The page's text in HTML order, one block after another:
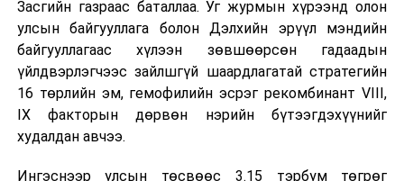
бөгөөд үүний 80 хувийг хувийн хэвшлийн түншлэгч,
20 хувийг төрийн түншлэгч тал хариуцах юм.
Нийслэлийн зүгээс төслийн санхүүжилтийн эх
үүсвэрийг бүрдүүлэх хүрээнд дотоодын санхүүгийн
зах зээлд 200 тэрбум төгрөгийн бондыг амжилттай
гаргасан.
Засгийн газраас баталлаа. Уг журмын хүрээнд олон
улсын байгууллага болон Дэлхийн эрүүл мэндийн
байгууллагаас хүлээн зөвшөөрсөн гадаадын
үйлдвэрлэгчээс зайлшгүй шаардлагатай стратегийн
16 төрлийн эм, гемофилийн эсрэг рекомбинант VIII,
IX факторын дөрвөн нэрийн бүтээгдэхүүнийг
худалдан авчээ.
Ингэснээр улсын төсвөөс 3.15 тэрбум төгрөг